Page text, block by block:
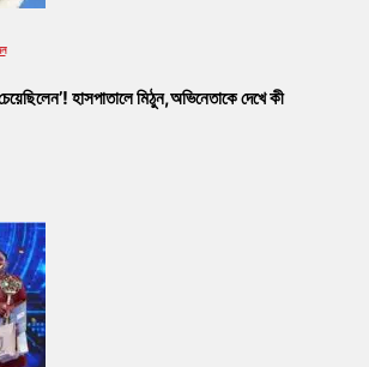
হাসপাতালে মিঠুন,অভিনেতাকে দেখে কী